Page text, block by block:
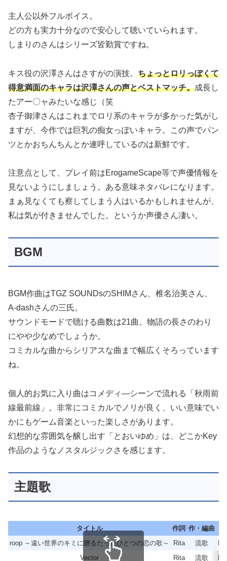
主人公以外フルボイス。
どの方も実力十分なので安心して聴いていられます。
しまりのさんはシリーズ皆勤賞ですね。
キス役の沢澤さんはさすがの演技。 ちょっとロリっぽくて
得意満面のキャラは沢澤さんの声とベストマッチ。成長し
たアー〇ャみたいな感じ（笑
杏子御津さんはこれまでロリ系のキャラが多かった気がし
ますが、今作では巨乳の痴女っぽいキャラ。この声でパン
ツとかおちんちんとか連呼しているのは新鮮です。
注意点として、プレイ前はErogameScape等で声優情報を
見ないようにしましょう。ある意味ネタバレになります。
まぁ見なくても察してしまう人はいるかもしれませんが、
私は気が付きませんでした。というか声優さん凄い。
BGM
BGM作曲はTGZ SOUNDsのSHIMさん、椎名治美さん、
A-dashさんの三氏。
サウンドモードで聴ける曲数は21曲。物語の長さのわり
にやや少なめでしょうか。
コミカルな曲からシリアスな曲まで幅広くそろっています
ね。
個人的お気に入り曲はコメディ―シーンで流れる「秋雨前
線最前線」。非常にコミカルでノリが良く、いい意味でい
かにもゲーム音楽といった楽しさがあります。
幻想的な雰囲気を醸し出す「とおいゆめ」は、どこかKey
作品のようなノスタルジックさを感じます。
主題歌
タイトル 作詞 作・編曲
roop ～遠い世界のキミに贈るたったひとつの恋の歌～
Rita 流歌
Vector
Rita 流歌